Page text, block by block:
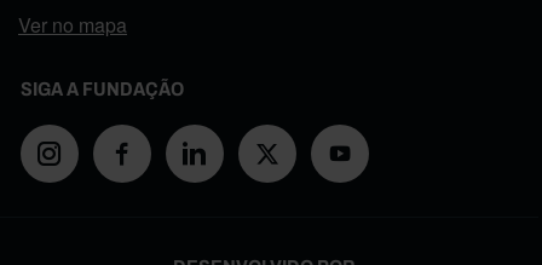
Ver no mapa
SIGA A FUNDAÇÃO